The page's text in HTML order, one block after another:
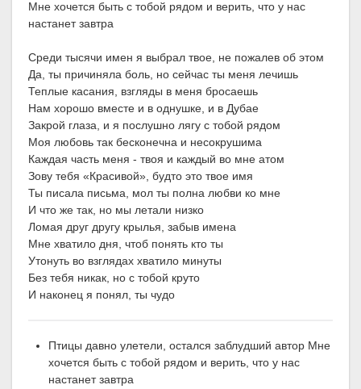
Мне хочется быть с тобой рядом и верить, что у нас
настанет завтра
Среди тысячи имен я выбрал твое, не пожалев об этом
Да, ты причиняла боль, но сейчас ты меня лечишь
Теплые касания, взгляды в меня бросаешь
Нам хорошо вместе и в однушке, и в Дубае
Закрой глаза, и я послушно лягу с тобой рядом
Моя любовь так бесконечна и несокрушима
Каждая часть меня - твоя и каждый во мне атом
Зову тебя «Красивой», будто это твое имя
Ты писала письма, мол ты полна любви ко мне
И что же так, но мы летали низко
Ломая друг другу крылья, забыв имена
Мне хватило дня, чтоб понять кто ты
Утонуть во взглядах хватило минуты
Без тебя никак, но с тобой круто
И наконец я понял, ты чудо
Птицы давно улетели, остался заблудший автор Мне
хочется быть с тобой рядом и верить, что у нас
настанет завтра